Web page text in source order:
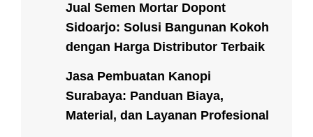
Jual Semen Mortar Dopont
Sidoarjo: Solusi Bangunan Kokoh
dengan Harga Distributor Terbaik
Jasa Pembuatan Kanopi
Surabaya: Panduan Biaya,
Material, dan Layanan Profesional